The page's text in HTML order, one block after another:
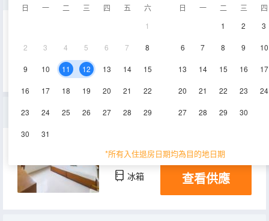
日 一 二 三 四 五
六
1
2 3 4 5 6 7 8
9 10 11 12 13 14 15
16 17 18 19 20 21 22
23 24 25 26 27 28 29
30 31
日 一 二 三
四
1
2 3
6 7 8 9 10
13 14 15 16 17
20 21 22 23 24
27 28 29 30
*所有入住退房日期均為目的地日期
淋浴
豪華特大床房
25㎡ 空調 電視機
冰箱 查看供應